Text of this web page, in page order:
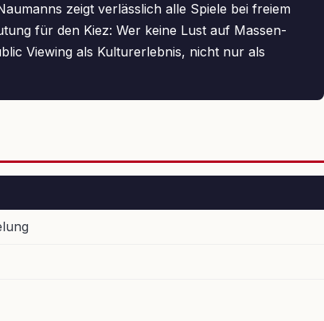
zeigt verlässlich alle Spiele bei freiem
für den Kiez: Wer keine Lust auf Massen-
Viewing als Kulturerlebnis, nicht nur als